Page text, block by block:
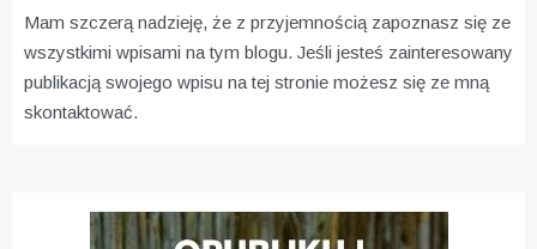
Mam szczerą nadzieję, że z przyjemnością zapoznasz się ze
wszystkimi wpisami na tym blogu. Jeśli jesteś zainteresowany
publikacją swojego wpisu na tej stronie możesz się ze mną
skontaktować.